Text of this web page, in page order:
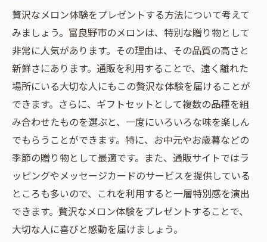
贅沢なメロン体験をプレゼントする方法について考えて
みましょう。富良野市のメロンは、特別な贈り物として
非常に人気があります。その理由は、その品質の高さと
新鮮さにあります。通販を利用することで、遠く離れた
場所にいる大切な人にもこの贅沢な体験を届けることが
できます。さらに、ギフトセットとして複数の品種を組
み合わせたものを選ぶと、一度にいろいろな味を楽しん
でもらうことができます。特に、お中元やお歳暮などの
季節の贈り物として最適です。また、通販サイトではラ
ッピングやメッセージカードのサービスを提供している
ところも多いので、これを利用すると一層特別感を演出
できます。贅沢なメロン体験をプレゼントすることで、
大切な人に喜びと感動を届けましょう。